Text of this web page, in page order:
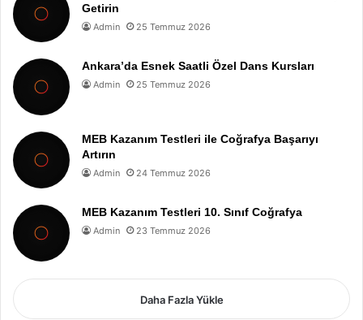
Getirin
Admin 25 Temmuz 2026
Ankara’da Esnek Saatli Özel Dans Kursları
Admin 25 Temmuz 2026
MEB Kazanım Testleri ile Coğrafya Başarıyı
Artırın
Admin 24 Temmuz 2026
MEB Kazanım Testleri 10. Sınıf Coğrafya
Admin 23 Temmuz 2026
Daha Fazla Yükle